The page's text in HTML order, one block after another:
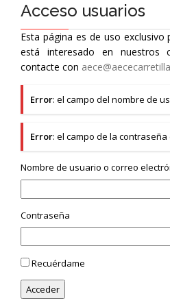
Acceso usuarios
Esta página es de uso
está interesado en nuestros
contacte con
Error: el campo del nombre de
Error: el campo de la contraseña
Nombre de usuario o correo
Contraseña
Recuérdame